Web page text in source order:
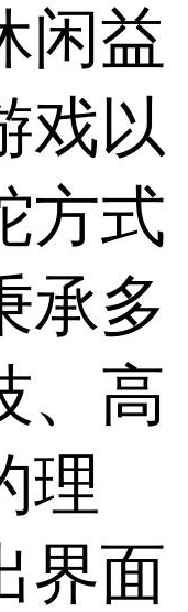
闲益
戏以
方式
承多
、高
理
界面